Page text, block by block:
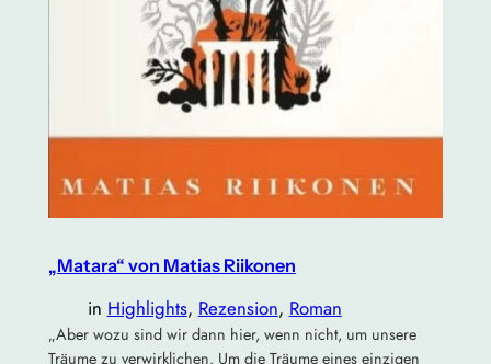
„Matara“ von Matias Riikonen
in Highlights, Rezension, Roman
„Aber wozu sind wir dann hier, wenn nicht, um unsere
Träume zu verwirklichen. Um die Träume eines einzigen